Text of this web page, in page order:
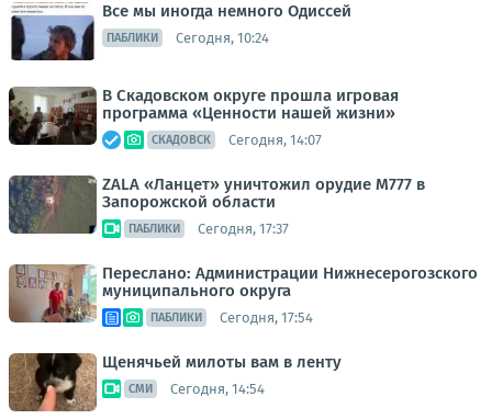
Все мы иногда немного Одиссей
ПАБЛИКИ Сегодня, 10:24
В Скадовском округе прошла игровая
программа «Ценности нашей жизни»
СКАДОВСК Сегодня, 14:07
ZALA «Ланцет» уничтожил орудие M777 в
Запорожской области
ПАБЛИКИ Сегодня, 17:37
Переслано: Администрации Нижнесерогозского
муниципального округа
ПАБЛИКИ Сегодня, 17:54
Щенячьей милоты вам в ленту
СМИ Сегодня, 14:54